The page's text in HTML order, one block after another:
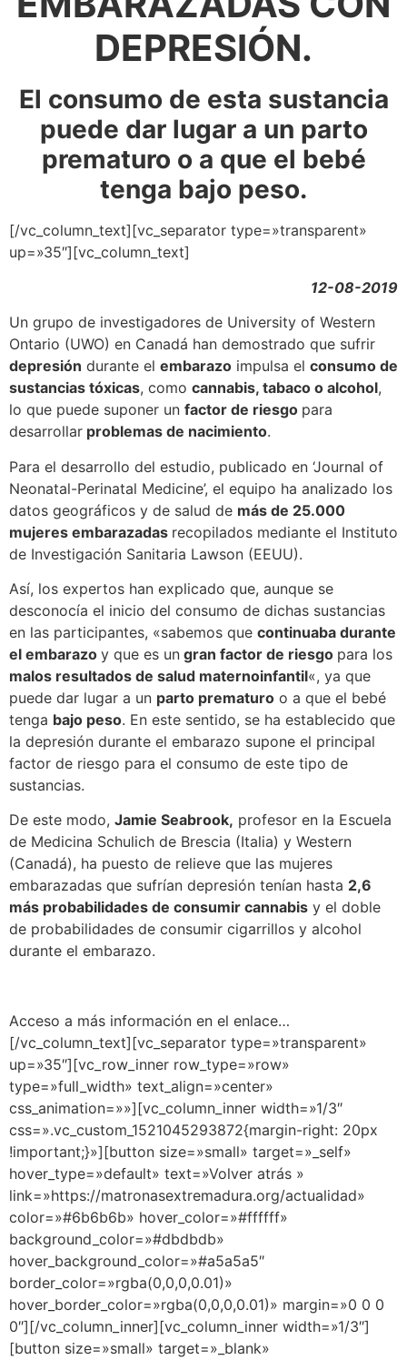
DEPRESIÓN.
El consumo de esta sustancia
puede dar lugar a un parto
prematuro o a que el bebé
tenga bajo peso.
[/vc_column_text][vc_separator type=»transparent»
up=»35″][vc_column_text]
12-08-2019
Un grupo de investigadores de University of Western
Ontario (UWO) en Canadá han demostrado que sufrir
depresión durante el embarazo impulsa el consumo de
sustancias tóxicas, como cannabis, tabaco o alcohol,
lo que puede suponer un factor de riesgo para
desarrollar problemas de nacimiento.
Para el desarrollo del estudio, publicado en ‘Journal of
Neonatal-Perinatal Medicine’, el equipo ha analizado los
datos geográficos y de salud de más de 25.000
mujeres embarazadas recopilados mediante el Instituto
de Investigación Sanitaria Lawson (EEUU).
Así, los expertos han explicado que, aunque se
desconocía el inicio del consumo de dichas sustancias
en las participantes, «sabemos que continuaba durante
el embarazo y que es un gran factor de riesgo para los
malos resultados de salud maternoinfantil«, ya que
puede dar lugar a un parto prematuro o a que el bebé
tenga bajo peso. En este sentido, se ha establecido que
la depresión durante el embarazo supone el principal
factor de riesgo para el consumo de este tipo de
sustancias.
De este modo, Jamie Seabrook, profesor en la Escuela
de Medicina Schulich de Brescia (Italia) y Western
(Canadá), ha puesto de relieve que las mujeres
embarazadas que sufrían depresión tenían hasta 2,6
más probabilidades de consumir cannabis y el doble
de probabilidades de consumir cigarrillos y alcohol
durante el embarazo.
Acceso a más información en el enlace…
[/vc_column_text][vc_separator type=»transparent»
up=»35″][vc_row_inner row_type=»row»
type=»full_width» text_align=»center»
css_animation=»»][vc_column_inner width=»1/3″
css=».vc_custom_1521045293872{margin-right: 20px
!important;}»][button size=»small» target=»_self»
hover_type=»default» text=»Volver atrás »
link=»https://matronasextremadura.org/actualidad»
color=»#6b6b6b» hover_color=»#ffffff»
background_color=»#dbdbdb»
hover_background_color=»#a5a5a5″
border_color=»rgba(0,0,0,0.01)»
hover_border_color=»rgba(0,0,0,0.01)» margin=»0 0 0
0″][/vc_column_inner][vc_column_inner width=»1/3″]
[button size=»small» target=»_blank»